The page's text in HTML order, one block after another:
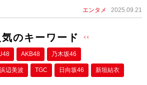
エンタメ 2025.09.21
気のキーワード
AKB48 乃木坂46
浜辺美波 TGC 日向坂46 新垣結衣